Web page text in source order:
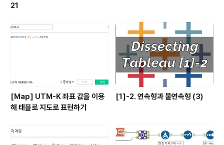
21
[Map] UTM-K 좌표 값을 이용
해 태블로 지도로 표현하기
[1]-2. 연속형과 불연속형 (3)